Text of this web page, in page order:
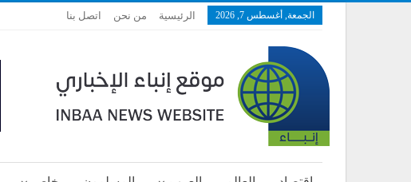
الجمعة, أغسطس 7, 2026 الرئيسية من نحن اتصل بنا